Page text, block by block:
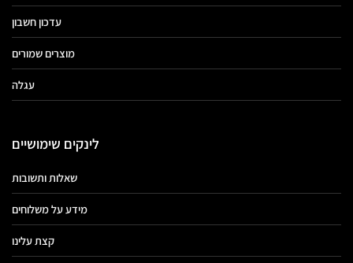
עדכון חשבון
מוצרים שמורים
עגלה
לינקים שימושיים
שאלות ותשובות
מידע על משלוחים
קצת עלינו